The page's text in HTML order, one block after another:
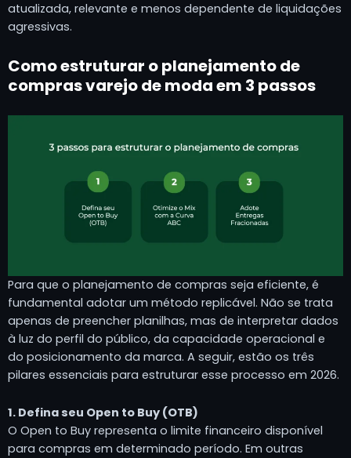
atualizada, relevante e menos dependente de liquidações
agressivas.
Como estruturar o planejamento de
compras varejo de moda em 3 passos
Para que o planejamento de compras seja eficiente, é
fundamental adotar um método replicável. Não se trata
apenas de preencher planilhas, mas de interpretar dados
à luz do perfil do público, da capacidade operacional e
do posicionamento da marca. A seguir, estão os três
pilares essenciais para estruturar esse processo em 2026.
1. Defina seu Open to Buy (OTB)
O Open to Buy representa o limite financeiro disponível
para compras em determinado período. Em outras